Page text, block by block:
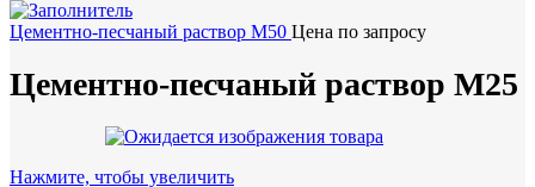
Цементно-песчаный раствор М50 Цена по запросу
Цементно-песчаный раствор М25
Нажмите, чтобы увеличить